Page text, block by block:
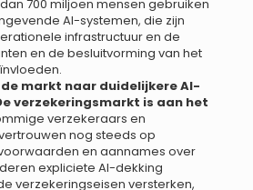
700 miljoen mensen gebruiken
AI-systemen, die zijn
infrastructuur en de
en de besluitvorming van het
markt naar duidelijkere AI-
verzekeringsmarkt is aan het
verzekeraars en
nog steeds op
en aannames over
expliciete AI-dekking
verzekeringseisen versterken,